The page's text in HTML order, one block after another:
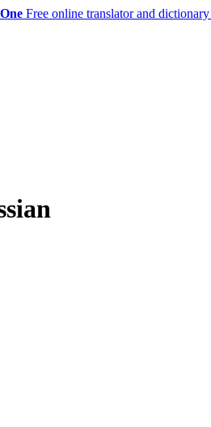
One Free online translator and dictionary